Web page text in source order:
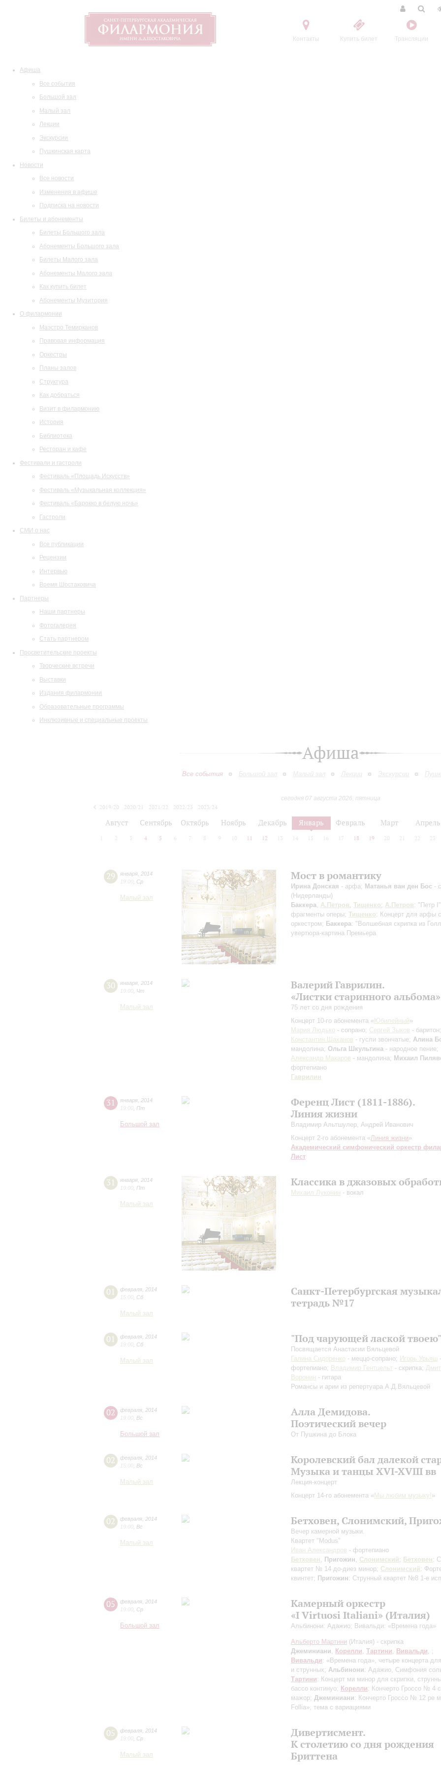
Контакты Купить билет Трансляции
Афиша
Все события
Большой зал
Малый зал
Лекции
Экскурсии
Пушкинская карта
Новости
Все новости
Изменения в афише
Подписка на новости
Билеты и абонементы
Билеты Большого зала
Абонементы Большого зала
Билеты Малого зала
Абонементы Малого зала
Как купить билет
Абонементы Музитория
О филармонии
Маэстро Темирканов
Правовая информация
Оркестры
Планы залов
Структура
Как добраться
Визит в филармонию
История
Библиотека
Ресторан и кафе
Фестивали и гастроли
Фестиваль «Площадь Искусств»
Фестиваль «Музыкальная коллекция»
Фестиваль «Барокко в белую ночь»
Гастроли
СМИ о нас
Все публикации
Рецензии
Интервью
Время Шостаковича
Партнеры
Наши партнеры
Фотогалерея
Стать партнером
Просветительские проекты
Творческие встречи
Выставки
Издания филармонии
Образовательные программы
Инклюзивные и специальные проекты
Афиша
Все события Большой зал Малый зал Лекции Экскурсии
сегодня 07 августа 2026, пятница
2019/20
2020/21 2021/22 2022/23
2023/24
Август Сентябрь Октябрь Ноябрь Декабрь Январь Февраль Март Апрель
2 3 4 5 6 7 8 9 10 11 12 13 14 15 16 17 18 19 20 21 22 23
29 января 2014
19:00 Ср
Малый зал
Мост в романтику
Ирина Донская - арфа; Матанья ван ден Бос -
(Нидерланды)
Баккера, А.Петров, Тищенко; А.Петров: "Петр
фрагменты оперы; Тищенко: Концерт для арфы с
оркестром; Баккера: "Волшебная скрипка из
увертюра-картина Премьера
30 января 2014
19:00 Чт
Малый зал
Валерий Гаврилин.
«Листки старинного альбома»
75 лет со дня рождения
Концерт 10-го абонемента « Юбилейный»
Мария Людько - сопрано; Сергей Зыков - баритон;
Константин Шаханов - гусли звончатые; Алина
мандолина; Ольга Шкультина - народное пение;
Александр Макаров - мандолина; Михаил
фортепиано
Гаврилин
31 января 2014
19:00 Пт
Большой зал
Ференц Лист (1811-1886).
Линия жизни
Владимир Альтшулер, Андрей Иванович
Концерт 2-го абонемента «Линия жизни»
Академический симфонический оркестр
Лист
31 января 2014
19:00 Пт
Малый зал
Классика в джазовых
Михаил Луконин - вокал
01 февраля 2014
15:00 Сб
Малый зал
Санкт-Петербургская
тетрадь №17
01 февраля 2014
19:00 Сб
Малый зал
"Под чарующей лаской твоею"
Посвящается Анастасии Вяльцевой
Галина Сидоренко - меццо-сопрано; Игорь Урьяш -
фортепиано; Владимир Гентцельт - скрипка;
Воронин - гитара
Романсы и арии из репертуара А.Д.Вяльцевой
02 февраля 2014
19:00 Вс
Большой зал
Алла Демидова.
Поэтический вечер
От Пушкина до Блока
02 февраля 2014
15:00 Вс
Малый зал
Королевский бал далекой
Музыка и танцы XVI-XVIII вв
Лекция-концерт
Концерт 14-го абонемента « Мы любим музыку! »
02 февраля 2014
19:00 Вс
Малый зал
Бетховен, Слонимский,
Вечер камерной музыки.
Квартет "Modus"
Иван Александров - фортепиано
Бетховен, Пригожин, Слонимский; Бетховен:
квартет № 14 до-диез минор; Слонимский:
квинтет; Пригожин: Струнный квартет №8 1-е
05 февраля 2014
19:00 Ср
Большой зал
Камерный оркестр
«I Virtuosi Italiani» (Италия)
Альбинони: Адажио; Вивальди: «Времена года»
Альберто Мартини (Италия) - скрипка
Джеминиани, Корелли, Тартини, Вивальди, ;
Вивальди: «Времена года», четыре концерта
и струнных; Альбинони: Адажио, Симфония
Тартини: Концерт ми минор для скрипки,
бассо континуо; Корелли: Кончерто Гроссо № 4
мажор; Джеминиани: Кончерто Гроссо № 12 ре
Follia», тема с вариациями
05 февраля 2014
19:00 Ср
Малый зал
Дивертисмент.
К столетию со дня рождения
Бриттена